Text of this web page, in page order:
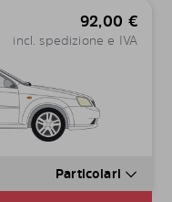
92,00 €
incl. spedizione e IVA
Particolari